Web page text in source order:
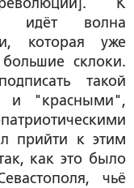
К
идёт волна
которая уже
склоки.
такой
и "красными",
прийти к этим
как это было
чьё